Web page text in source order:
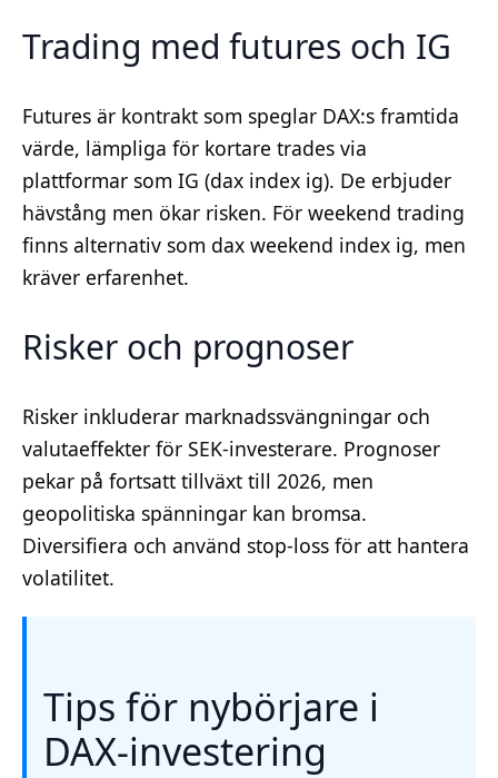
Trading med futures och IG
Futures är kontrakt som speglar DAX:s framtida
värde, lämpliga för kortare trades via
plattformar som IG (dax index ig). De erbjuder
hävstång men ökar risken. För weekend trading
finns alternativ som dax weekend index ig, men
kräver erfarenhet.
Risker och prognoser
Risker inkluderar marknadssvängningar och
valutaeffekter för SEK-investerare. Prognoser
pekar på fortsatt tillväxt till 2026, men
geopolitiska spänningar kan bromsa.
Diversifiera och använd stop-loss för att hantera
volatilitet.
Tips för nybörjare i
DAX-investering